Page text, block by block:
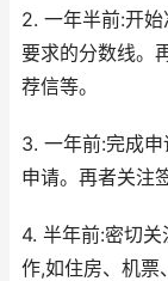
2. 一年半前:开
要求的分数线。
荐信等。
3. 一年前:完成
申请。再者关注
4. 半年前:密切
作,如住房、机票